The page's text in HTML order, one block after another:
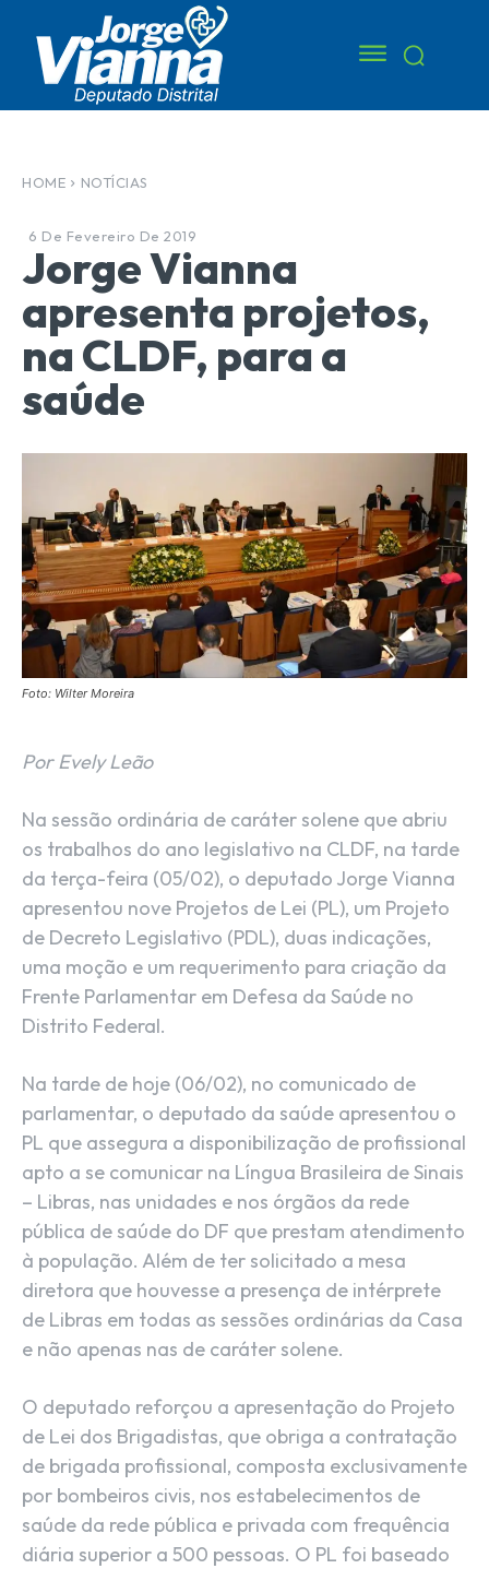
HOME NOTÍCIAS
6 De Fevereiro De 2019
Jorge Vianna
apresenta projetos,
na CLDF, para a
saúde
Foto: Wilter Moreira
Por Evely Leão
Na sessão ordinária de caráter solene que abriu
os trabalhos do ano legislativo na CLDF, na tarde
da terça-feira (05/02), o deputado Jorge Vianna
apresentou nove Projetos de Lei (PL), um Projeto
de Decreto Legislativo (PDL), duas indicações,
uma moção e um requerimento para criação da
Frente Parlamentar em Defesa da Saúde no
Distrito Federal.
Na tarde de hoje (06/02), no comunicado de
parlamentar, o deputado da saúde apresentou o
PL que assegura a disponibilização de profissional
apto a se comunicar na Língua Brasileira de Sinais
– Libras, nas unidades e nos órgãos da rede
pública de saúde do DF que prestam atendimento
à população. Além de ter solicitado a mesa
diretora que houvesse a presença de intérprete
de Libras em todas as sessões ordinárias da Casa
e não apenas nas de caráter solene.
O deputado reforçou a apresentação do Projeto
de Lei dos Brigadistas, que obriga a contratação
de brigada profissional, composta exclusivamente
por bombeiros civis, nos estabelecimentos de
saúde da rede pública e privada com frequência
diária superior a 500 pessoas. O PL foi baseado